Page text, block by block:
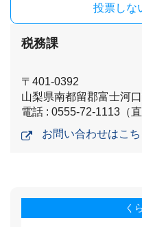
投票しな
税務課
〒401-0392
山梨県南都留郡富士河
電話 : 0555-72-1113（直
お問い合わせはこち
く